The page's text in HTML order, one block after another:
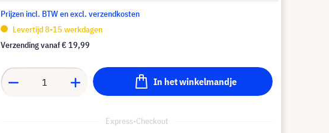
Prijzen incl. BTW en excl. verzendkosten
Levertijd 8-15 werkdagen
Verzending vanaf€ 19,99
In het winkelmandje
Express-Checkout